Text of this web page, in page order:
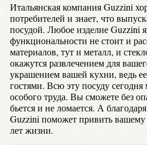
Итальянская компания Guzzini
потребителей и знает, что
посудой. Любое изделие Guzzini
функциональности не стоит и
материалов, тут и металл, и
окажутся развлечением для
украшением вашей кухни, ведь
гостями. Всю эту посуду
особого труда. Вы сможете без
бьется и не ломается. А
Guzzini поможет привить вашему
лет жизни.